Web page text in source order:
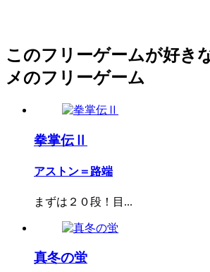
このフリーゲームが好き
メのフリーゲーム
拳掌伝Ⅱ
アストン＝路端
まずは２０段！目...
真冬の蛍